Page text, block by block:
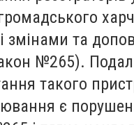
громадського
змінами та
№265).
такого
є